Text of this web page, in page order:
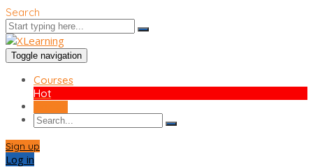
Search
Toggle navigation
Courses
Hot
Sign up
Log in